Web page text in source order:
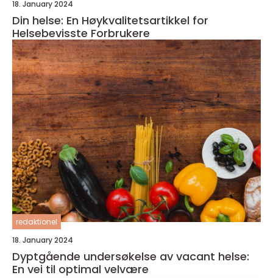
18. January 2024
Din helse: En Høykvalitetsartikkel for
Helsebevisste Forbrukere
redaktionel
18. January 2024
Dyptgående undersøkelse av vacant helse:
En vei til optimal velvære